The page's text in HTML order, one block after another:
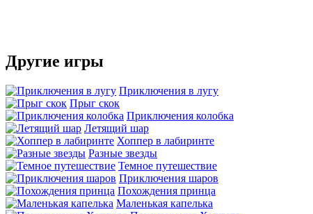
Другие игры
Приключения в лугу
Прыг скок
Приключения колобка
Летящий шар
Хоппер в лабиринте
Разные звезды
Темное путешествие
Приключения шаров
Похождения принца
Маленькая капелька